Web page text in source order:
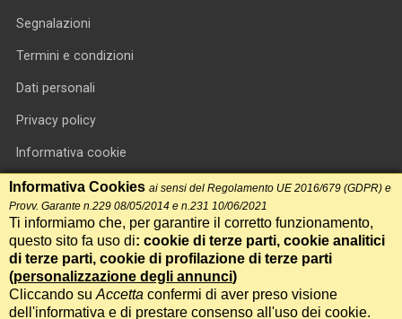
Segnalazioni
Termini e condizioni
Dati personali
Privacy policy
Informativa cookie
RSS feed
RSS Top News
Contatti
International Communication S.r.l. • P.IVA 14478081004 • Testata
Informativa Cookies ai sensi del Regolamento UE 2016/679 (GDPR) e
Provv. Garante n.229 08/05/2014 e n.231 10/06/2021
Ti informiamo che, per garantire il corretto funzionamento,
questo sito fa uso di: cookie di terze parti, cookie analitici
di terze parti, cookie di profilazione di terze parti
(personalizzazione degli annunci)
Cliccando su Accetta confermi di aver preso visione
dell'informativa e di prestare consenso all'uso dei cookie.